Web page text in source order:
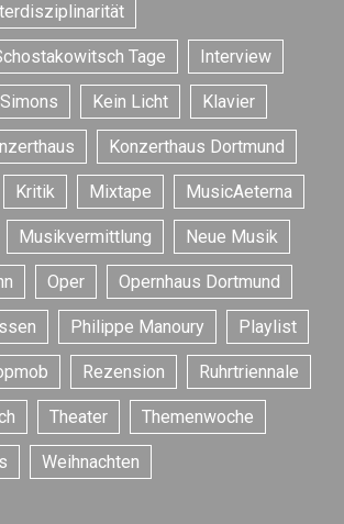
Tage Interview
Kein Licht Klavier
Konzerthaus Dortmund
Kritik Mixtape MusicAeterna
Musikvermittlung Neue Musik
Oper Opernhaus Dortmund
Philippe Manoury Playlist
Rezension Ruhrtriennale
Theater Themenwoche
Weihnachten